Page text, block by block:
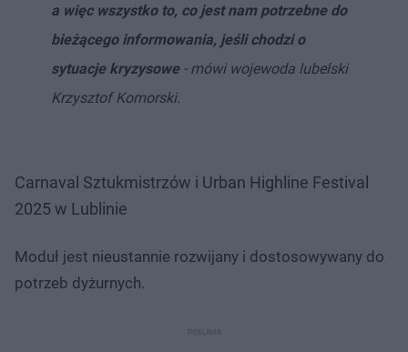
a więc wszystko to, co jest nam potrzebne do
bieżącego informowania, jeśli chodzi o
sytuacje kryzysowe- mówi wojewoda lubelski
Krzysztof Komorski.
Carnaval Sztukmistrzów i Urban Highline Festival
2025 w Lublinie
Moduł jest nieustannie rozwijany i dostosowywany do
potrzeb dyżurnych.